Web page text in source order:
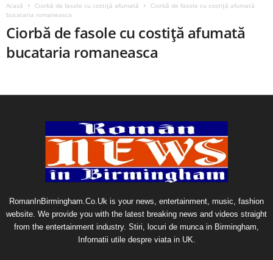
Acasă Ciorbă de fasole cu costiţă afumată
Ciorbă de fasole cu costiţă afumată
bucataria romaneasca
Ciorbă de fasole cu costiţă afumată
bucataria romaneasca
RomanInBirmingham.Co.Uk is your news, entertainment, music, fashion
website. We provide you with the latest breaking news and videos straight
from the entertainment industry. Stiri, locuri de munca in Birmingham,
Infornatii utile despre viata in UK.